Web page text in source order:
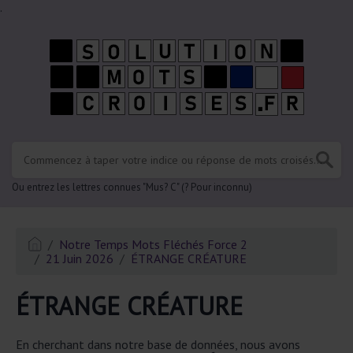
.
Ou entrez les lettres connues "Mus? C" (? Pour inconnu)
Notre Temps Mots Fléchés Force 2
21 Juin 2026
ÉTRANGE CRÉATURE
ÉTRANGE CRÉATURE
En cherchant dans notre base de données, nous avons